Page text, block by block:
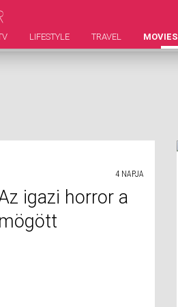
LIFESTYLE TRAVEL MOVIES
4 NAPJA
igazi horror a